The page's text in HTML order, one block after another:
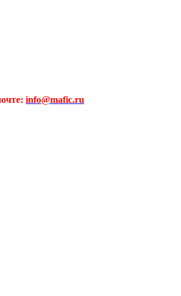
info@mafic.ru